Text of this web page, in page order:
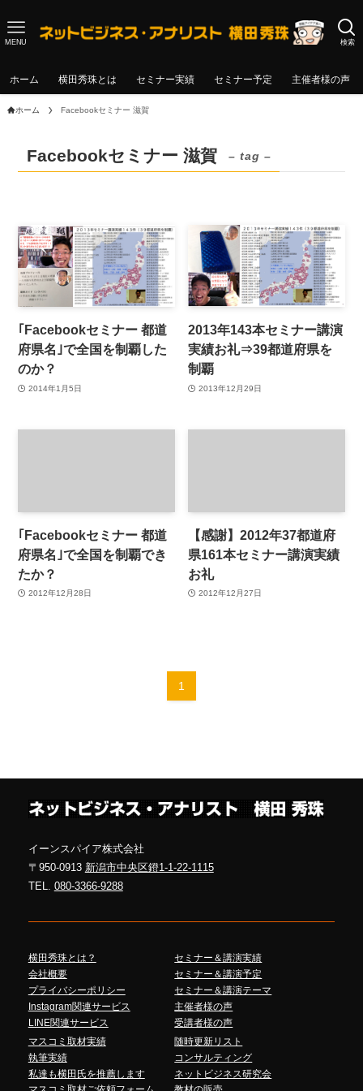
検索
MENU
ホーム 横田秀珠とは セミナー実績 セミナー予定 主催者様の声
ホーム Facebookセミナー 滋賀
Facebookセミナー 滋賀 – tag –
｢Facebookセミナー 都道
府県名｣で全国を制覇した
のか？
2014年1月5日
2013年143本セミナー講演
実績お礼⇒39都道府県を
制覇
2013年12月29日
｢Facebookセミナー 都道
府県名｣で全国を制覇でき
たか？
2012年12月28日
【感謝】2012年37都道府
県161本セミナー講演実績
お礼
2012年12月27日
1
イーンスパイア株式会社
〒950-0913 新潟市中央区鐙1-1-22-1115
TEL. 080-3366-9288
横田秀珠とは？
会社概要
プライバシーポリシー
Instagram関連サービス
LINE関連サービス
セミナー＆講演実績
セミナー＆講演予定
セミナー＆講演テーマ
主催者様の声
受講者様の声
マスコミ取材実績
執筆実績
私達も横田氏を推薦します
随時更新リスト
コンサルティング
ネットビジネス研究会